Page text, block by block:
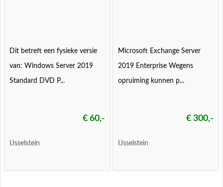
Dit betreft een fysieke versie
van: Windows Server 2019
Standard DVD P...
€ 60,-
IJsselstein
Microsoft Exchange Server
2019 Enterprise Wegens
opruiming kunnen p...
€ 300,-
IJsselstein